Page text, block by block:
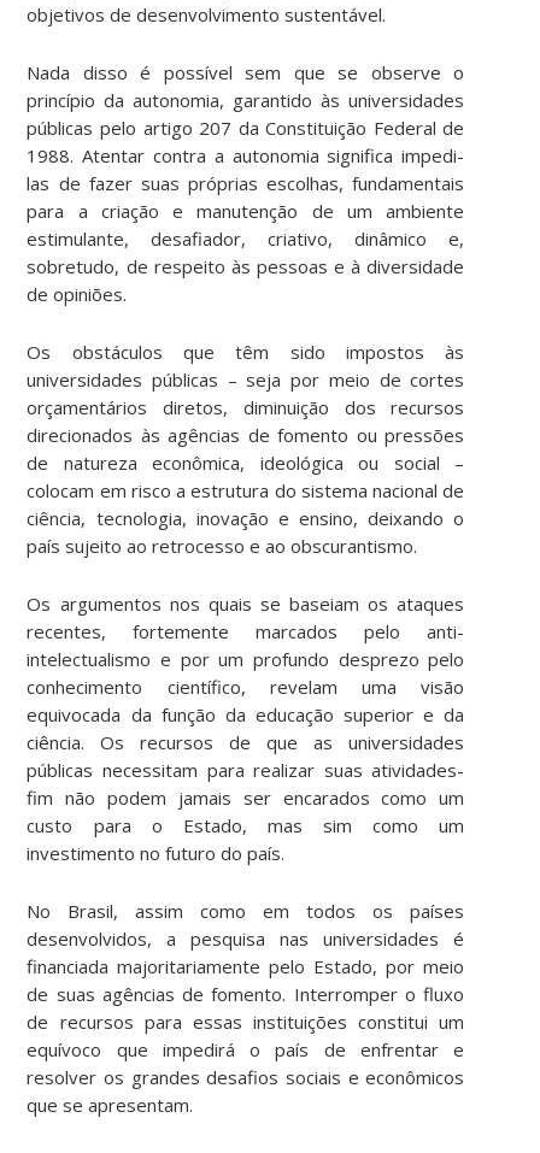
objetivos de desenvolvimento sustentável.
Nada disso é possível sem que se observe o
princípio da autonomia, garantido às universidades
públicas pelo artigo 207 da Constituição Federal de
1988. Atentar contra a autonomia significa impedi-
las de fazer suas próprias escolhas, fundamentais
para a criação e manutenção de um ambiente
estimulante, desafiador, criativo, dinâmico e,
sobretudo, de respeito às pessoas e à diversidade
de opiniões.
Os obstáculos que têm sido impostos às
universidades públicas – seja por meio de cortes
orçamentários diretos, diminuição dos recursos
direcionados às agências de fomento ou pressões
de natureza econômica, ideológica ou social –
colocam em risco a estrutura do sistema nacional de
ciência, tecnologia, inovação e ensino, deixando o
país sujeito ao retrocesso e ao obscurantismo.
Os argumentos nos quais se baseiam os ataques
recentes, fortemente marcados pelo anti-
intelectualismo e por um profundo desprezo pelo
conhecimento científico, revelam uma visão
equivocada da função da educação superior e da
ciência. Os recursos de que as universidades
públicas necessitam para realizar suas atividades-
fim não podem jamais ser encarados como um
custo para o Estado, mas sim como um
investimento no futuro do país.
No Brasil, assim como em todos os países
desenvolvidos, a pesquisa nas universidades é
financiada majoritariamente pelo Estado, por meio
de suas agências de fomento. Interromper o fluxo
de recursos para essas instituições constitui um
equívoco que impedirá o país de enfrentar e
resolver os grandes desafios sociais e econômicos
que se apresentam.